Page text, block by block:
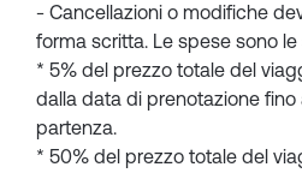
- Cancellazioni o modifiche
forma scritta. Le spese sono
* 5% del prezzo totale del
dalla data di prenotazione fino
partenza.
* 50% del prezzo totale del